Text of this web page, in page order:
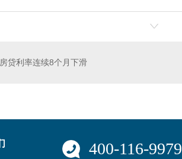
贷利率连续8个月下滑
400-116-9979